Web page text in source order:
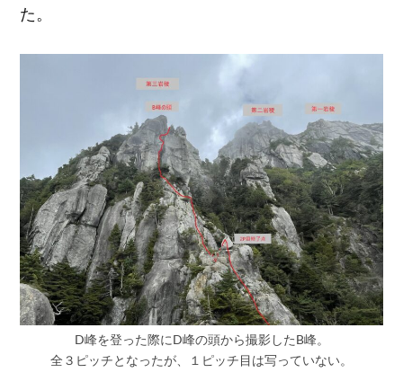
た。
D峰を登った際にD峰の頭から撮影したB峰。
全３ピッチとなったが、１ピッチ目は写っていない。